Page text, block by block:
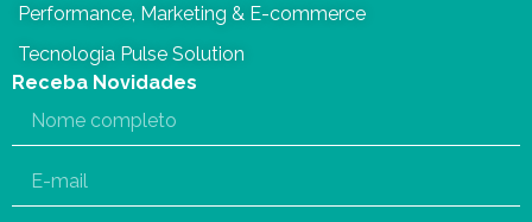
Performance, Marketing & E-commerce
Tecnologia Pulse Solution
Receba Novidades